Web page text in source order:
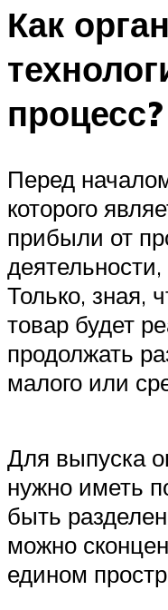
Как
процесс?
Перед
которого
прибыли от
Только, зная,
товар будет
продолжать
малого или
Для выпуска
нужно иметь
быть
можно
едином